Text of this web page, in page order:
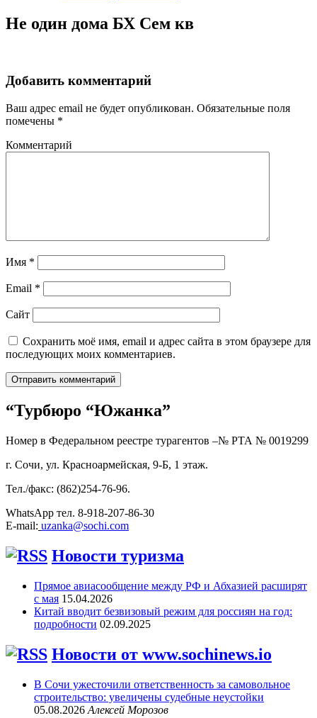
Не один дома БХ Сем кв
Добавить комментарий
Ваш адрес email не будет опубликован. Обязательные поля
помечены *
Комментарий
Имя *
Email *
Сайт
Сохранить моё имя, email и адрес сайта в этом браузере для
последующих моих комментариев.
“Турбюро “Южанка”
Номер в Федеральном реестре турагентов –№ РТА № 0019299
г. Сочи, ул. Красноармейская, 9-Б, 1 этаж.
Тел./факс: (862)254-76-96.
WhatsApp тел. 8-918-207-86-30
E-mail: uzanka@sochi.com
Новости туризма
Прямое авиасообщение между РФ и Абхазией расширят
с мая 15.04.2026
Китай вводит безвизовый режим для россиян на год:
подробности 02.09.2025
Новости от www.sochinews.io
В Сочи ужесточили ответственность за самовольное
строительство: увеличены судебные неустойки
05.08.2026 Алексей Морозов